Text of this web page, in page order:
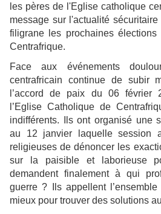
les pères de l'Eglise catholique
message sur l'actualité
filigrane les prochaines
Centrafrique.
Face aux événements
centrafricain continue de subir
l’accord de paix du 06 février
l’Eglise Catholique de
indifférents. Ils ont organisé une
au 12 janvier laquelle session
religieuses de dénoncer les
sur la paisible et laborieuse
demandent finalement à qui
guerre ? Ils appellent
mieux pour trouver des solutions